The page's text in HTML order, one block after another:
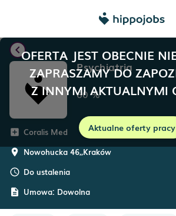
OFERTA JEST OBECNIE
ZAPRASZAMY DO
Z INNYMI AKTUALNYMI
Aktualne oferty pracy
chevron_left
Psychiatria
60%
add_box Coralis Med
room Nowohucka 46,,Kraków
schedule Do ustalenia
description Umowa: Dowolna